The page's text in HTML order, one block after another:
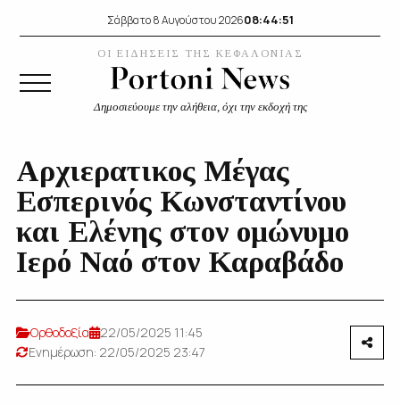
Σάββατο 8 Αυγούστου 202608:44:52
ΟΙ ΕΙΔΗΣΕΙΣ ΤΗΣ ΚΕΦΑΛΟΝΙΑΣ
Δημοσιεύουμε την αλήθεια, όχι την εκδοχή της
Αρχιερατικος Μέγας
Εσπερινός Κωνσταντίνου
και Ελένης στον ομώνυμο
Ιερό Ναό στον Καραβάδο
Ορθοδοξία
22/05/2025 11:45
Ενημέρωση: 22/05/2025 23:47